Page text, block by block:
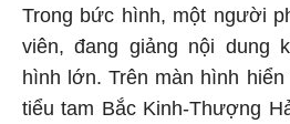
Trong bức hình, một người
viên, đang giảng nội dung
hình lớn. Trên màn hình
tiểu tam Bắc Kinh-Thượng